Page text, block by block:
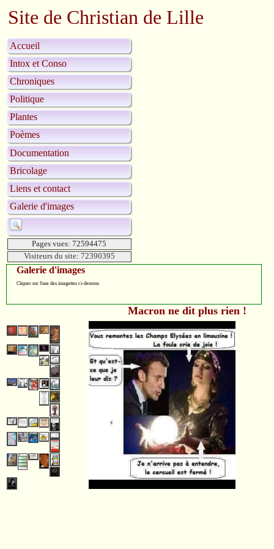
Site de Christian de Lille
Accueil
Intox et Conso
Chroniques
Politique
Plantes
Poèmes
Documentation
Bricolage
Liens et contact
Galerie d'images
Pages vues: 72594475
Visiteurs du site: 72390395
Galerie d'images
Cliquer sur l'une des imagettes ci-dessous
Macron ne dit plus rien !